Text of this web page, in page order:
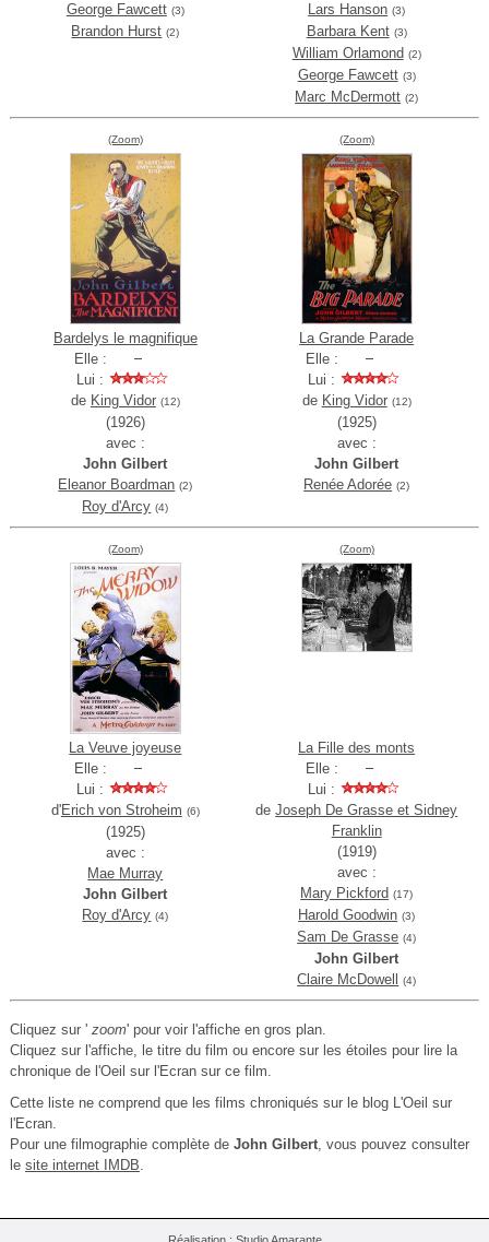
George Fawcett (3)
Brandon Hurst (2)
Lars Hanson (3)
Barbara Kent (3)
William Orlamond (2)
George Fawcett (3)
Marc McDermott (2)
(Zoom)
Bardelys le magnifique
Elle :
Lui :
de King Vidor (12)
(1926)
avec :
John Gilbert
Eleanor Boardman (2)
Roy d'Arcy (4)
(Zoom)
La Grande Parade
Elle :
Lui :
de King Vidor (12)
(1925)
avec :
John Gilbert
Renée Adorée (2)
(Zoom)
La Veuve joyeuse
Elle :
Lui :
d'Erich von Stroheim (6)
(1925)
avec :
Mae Murray
John Gilbert
Roy d'Arcy (4)
(Zoom)
La Fille des monts
Elle :
Lui :
deJoseph De Grasse et Sidney
Franklin
(1919)
avec :
Mary Pickford (17)
Harold Goodwin (3)
Sam De Grasse (4)
John Gilbert
Claire McDowell
(4)
Cliquez sur ' zoom' pour voir l'affiche en gros plan.
Cliquez sur l'affiche, le titre du film ou encore sur les étoiles pour lire la
chronique de l'Oeil sur l'Ecran sur ce film.
Cette liste ne comprend que les films chroniqués sur le blog L'Oeil sur
l'Ecran.
Pour une filmographie complète de John Gilbert, vous pouvez consulter
le site internet IMDB.